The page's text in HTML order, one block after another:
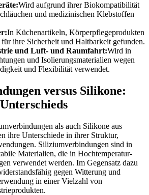
Wird aufgrund ihrer Biokompatibilität
und medizinischen Klebstoffen
In Küchenartikeln, Körperpflegeprodukten
ihre Sicherheit und Haltbarkeit gefunden.
und Luft- und Raumfahrt:Wird in
und Isolierungsmaterialien wegen
und Flexibilität verwendet.
versus Silikone:
als auch Silikone aus
ihre Unterschiede in ihrer Struktur,
Siliziumverbindungen sind in
Materialien, die in Hochtemperatur-
verwendet werden. Im Gegensatz dazu
gegen Witterung und
in einer Vielzahl von